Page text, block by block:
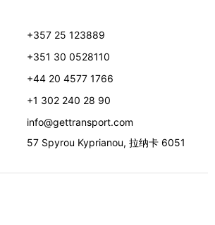
+357 25 123889
+351 30 0528110
+44 20 4577 1766
+1 302 240 28 90
info@gettransport.com
57 Spyrou Kyprianou,拉纳卡 6051